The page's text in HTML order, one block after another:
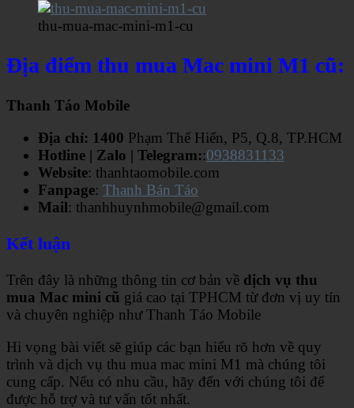
thu-mua-mac-mini-m1-cu
Địa điểm thu mua Mac mini M1 cũ:
Thanh Táo Mobile
Địa chỉ: 1400 Phạm Thế Hiển, P5, Q.8, TP.HCM
Hotline | Zalo | Telegram::0938831133
Website: thanhtaomobile.com
Fanpage: Thanh Bán Táo
Mail: thanhhuynhmobile@gmail.com
Kết luận
Trên đây là những thông tin cơ bản về dịch vụ thu
mua Mac mini cũ giá cao tại TPHCM từ đơn vị uy tín
và chuyên nghiệp như Thanh Táo Mobile
Hi vọng bài viết sẽ giúp các bạn hiểu rõ hơn về quy
trình và dịch vụ thu mua mac mini M1 mà chúng tôi
cung cấp. Nếu có nhu cầu, hãy đến với chúng tôi để
được hỗ trợ và tư vấn tốt nhất.